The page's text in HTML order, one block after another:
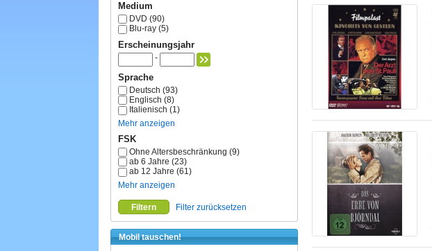
Medium
DVD (90)
Blu-ray (5)
Erscheinungsjahr
-
Sprache
Deutsch (93)
Englisch (8)
Italienisch (1)
Mehr anzeigen
FSK
Ohne Altersbeschränkung (9)
ab 6 Jahre (23)
ab 12 Jahre (61)
Mehr anzeigen
Filtern Filter zurücksetzen
Mobil tauschen!